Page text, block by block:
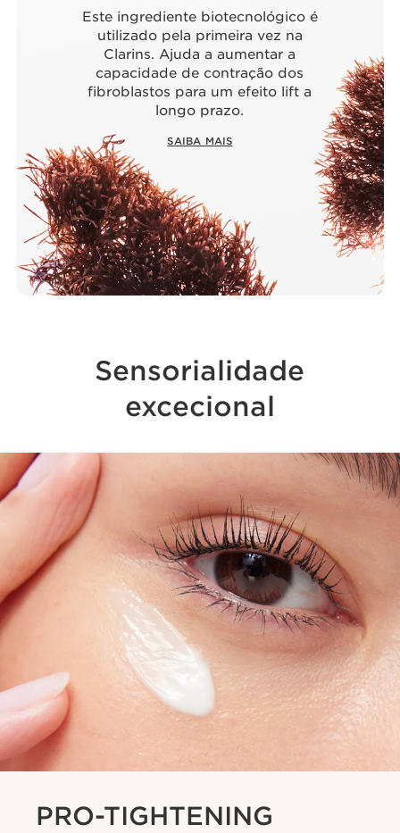
Este ingrediente biotecnológico é
utilizado pela primeira vez na
Clarins. Ajuda a aumentar a
capacidade de contração dos
fibroblastos para um efeito lift a
longo prazo.
SAIBA MAIS
Sensorialidade
excecional
PRO-TIGHTENING